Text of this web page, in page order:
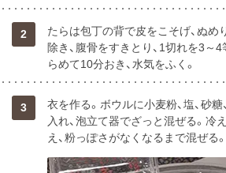
2
たらは包丁の背で皮をこそげ、ぬめ
除き、腹骨をすきとり、1切れを3～
らめて10分おき、水気をふく。
3
衣を作る。ボウルに小麦粉、塩、砂
入れ、泡立て器でざっと混ぜる。冷
え、粉っぽさがなくなるまで混ぜる。